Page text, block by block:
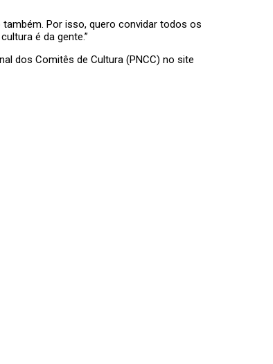
Por isso, quero convidar todos os
é da gente.”
dos Comitês de Cultura (PNCC) no site